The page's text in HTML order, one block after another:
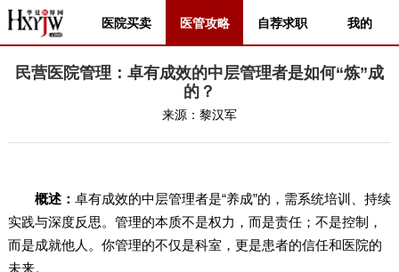
医院买卖 医管攻略 自荐求职 我的
民营医院管理：卓有成效的中层管理者是如何“炼”成
的？
来源： 黎汉军
概述： 卓有成效的中层管理者是“养成”的，需系统培训、持续
实践与深度反思。管理的本质不是权力，而是责任；不是控制，
而是成就他人。你管理的不仅是科室，更是患者的信任和医院的
未来。